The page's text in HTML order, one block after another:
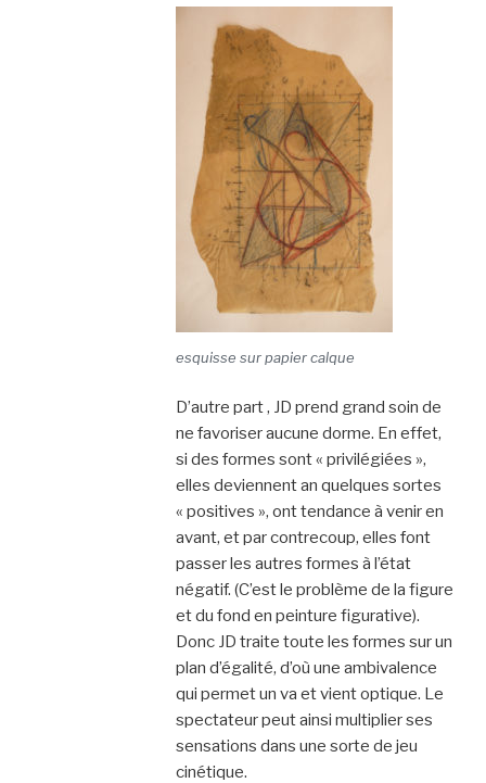
esquisse sur papier calque
D’autre part , JD prend grand soin de
ne favoriser aucune dorme. En effet,
si des formes sont « privilégiées »,
elles deviennent an quelques sortes
« positives », ont tendance à venir en
avant, et par contrecoup, elles font
passer les autres formes à l’état
négatif. (C’est le problème de la figure
et du fond en peinture figurative).
Donc JD traite toute les formes sur un
plan d’égalité, d’où une ambivalence
qui permet un va et vient optique. Le
spectateur peut ainsi multiplier ses
sensations dans une sorte de jeu
cinétique.